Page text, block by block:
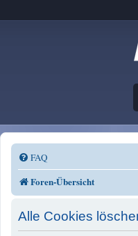
FAQ
Foren-Übersicht
Alle Cookies